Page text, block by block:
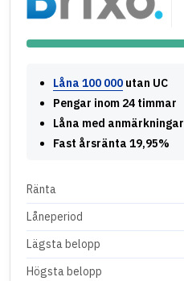
Låna 100 000 utan UC
Pengar inom 24 timmar
Låna med anmärkningar
Fast årsränta 19,95%
Ränta
Låneperiod
Lägsta belopp
Högsta belopp